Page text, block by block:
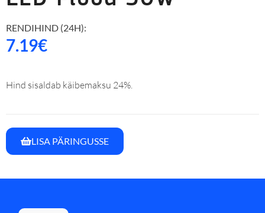
RENDIHIND (24H):
7.19€
Hind sisaldab käibemaksu 24%.
LISA PÄRINGUSSE